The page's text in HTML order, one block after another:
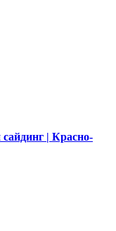
| Красно-